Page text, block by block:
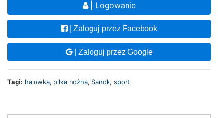
| Logowanie
| Zaloguj przez Facebook
| Zaloguj przez Google
Tagi: halówka, piłka nożna, Sanok, sport